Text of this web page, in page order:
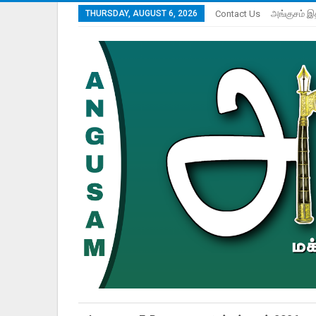
THURSDAY, AUGUST 6, 2026 Contact Us அங்குசம்